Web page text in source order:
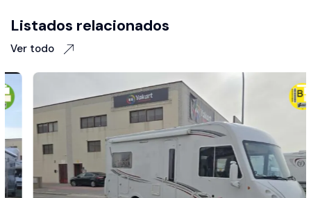
Listados relacionados
Ver todo